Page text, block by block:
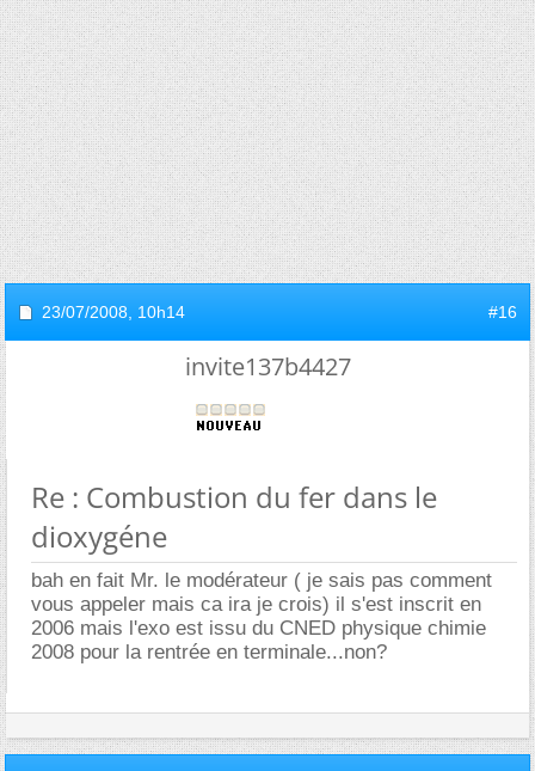
23/07/2008, 10h14 #16
invite137b4427
Re : Combustion du fer dans le
dioxygéne
bah en fait Mr. le modérateur ( je sais pas comment
vous appeler mais ca ira je crois) il s'est inscrit en
2006 mais l'exo est issu du CNED physique chimie
2008 pour la rentrée en terminale...non?